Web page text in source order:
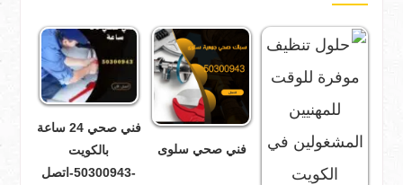
فني صحي سلوى
فني صحي 24 ساعة
بالكويت
-50300943-اتصل